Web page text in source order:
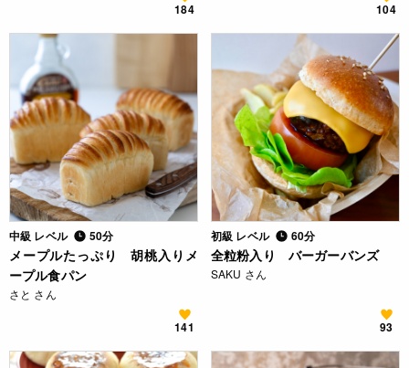
184 104
中級 レベル 50分
メープルたっぷり 胡桃入りメ
ープル食パン
さと さん
141
初級 レベル 60分
全粒粉入り バーガーバンズ
SAKU さん
93